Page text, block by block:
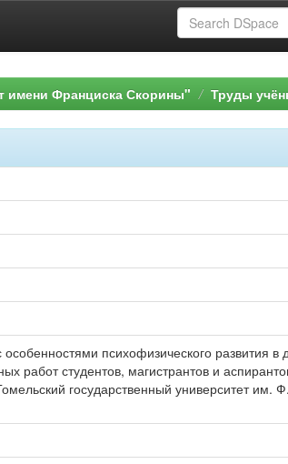
имени Франциска Скорины" Труды
психофизического развития
работ студентов, магистрантов и
государственный университет